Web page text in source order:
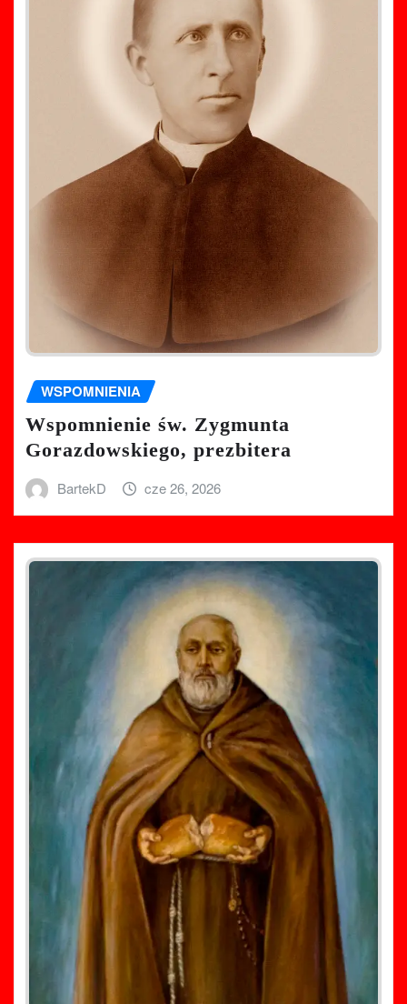
WSPOMNIENIA
Wspomnienie św. Zygmunta
Gorazdowskiego, prezbitera
BartekD cze 26, 2026